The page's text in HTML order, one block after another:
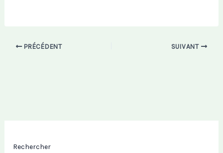
PRÉCÉDENT SUIVANT
Rechercher